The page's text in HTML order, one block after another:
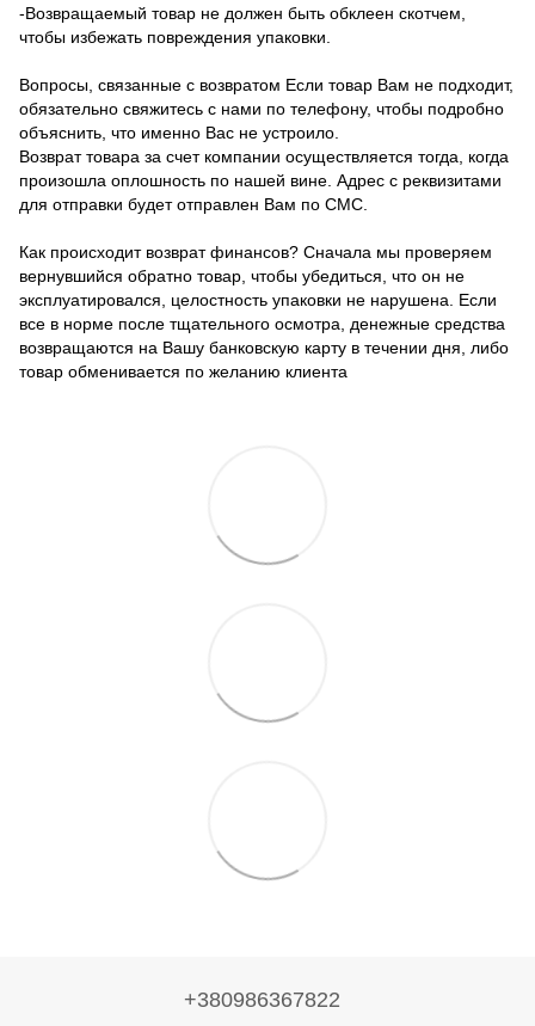
-Возвращаемый товар не должен быть обклеен скотчем,
чтобы избежать повреждения упаковки.
Вопросы, связанные с возвратом Если товар Вам не подходит,
обязательно свяжитесь с нами по телефону, чтобы подробно
объяснить, что именно Вас не устроило.
Возврат товара за счет компании осуществляется тогда, когда
произошла оплошность по нашей вине. Адрес с реквизитами
для отправки будет отправлен Вам по СМС.
Как происходит возврат финансов? Сначала мы проверяем
вернувшийся обратно товар, чтобы убедиться, что он не
эксплуатировался, целостность упаковки не нарушена. Если
все в норме после тщательного осмотра, денежные средства
возвращаются на Вашу банковскую карту в течении дня, либо
товар обменивается по желанию клиента
+380986367822